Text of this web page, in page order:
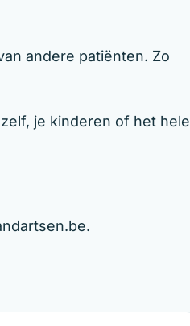
andere patiënten. Zo
je kinderen of het hele